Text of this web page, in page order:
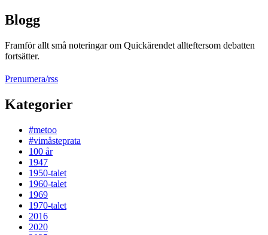
Blogg
Framför allt små noteringar om Quickärendet allteftersom debatten
fortsätter.
Prenumera/rss
Kategorier
#metoo
#vimåsteprata
100 år
1947
1950-talet
1960-talet
1969
1970-talet
2016
2020